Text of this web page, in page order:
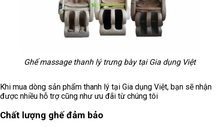
Ghế massage thanh lý trưng bày tại Gia dụng Việt
Khi mua dòng sản phẩm thanh lý tại Gia dụng Việt, bạn sẽ nhận
được nhiều hỗ trợ cũng như ưu đãi từ chúng tôi
Chất lượng ghế đảm bảo